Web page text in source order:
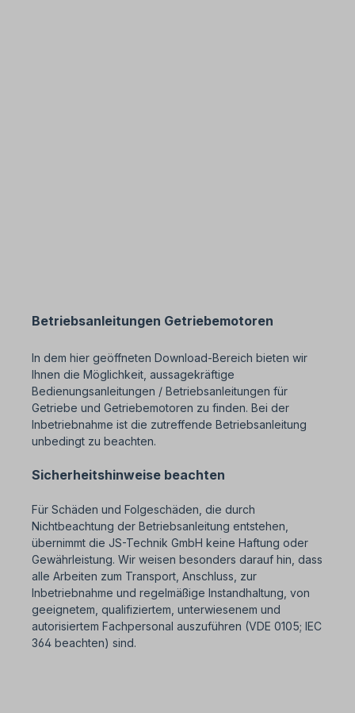
Betriebsanleitungen Getriebemotoren
In dem hier geöffneten Download-Bereich bieten wir
Ihnen die Möglichkeit, aussagekräftige
Bedienungsanleitungen / Betriebsanleitungen für
Getriebe und Getriebemotoren zu finden. Bei der
Inbetriebnahme ist die zutreffende Betriebsanleitung
unbedingt zu beachten.
Sicherheitshinweise beachten
Für Schäden und Folgeschäden, die durch
Nichtbeachtung der Betriebsanleitung entstehen,
übernimmt die JS-Technik GmbH keine Haftung oder
Gewährleistung. Wir weisen besonders darauf hin, dass
alle Arbeiten zum Transport, Anschluss, zur
Inbetriebnahme und regelmäßige Instandhaltung, von
geeignetem, qualifiziertem, unterwiesenem und
autorisiertem Fachpersonal auszuführen (VDE 0105; IEC
364 beachten) sind.